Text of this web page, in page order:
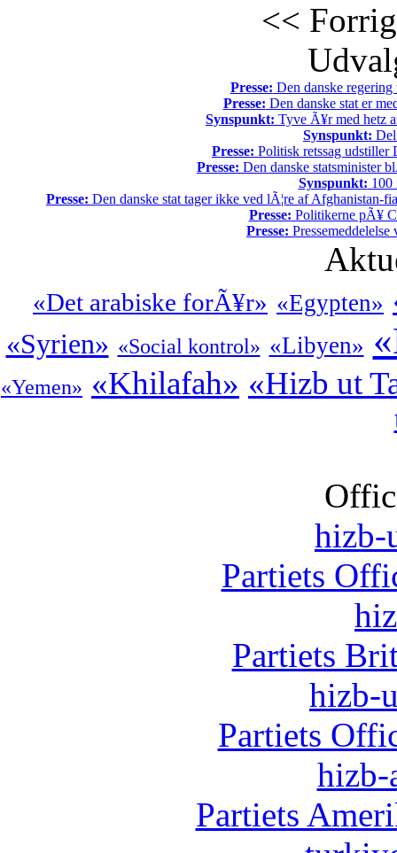
<<
Presse: Den danske
Presse: Den danske stat er
Synspunkt: Tyve Ã¥r med hetz
Synspunkt:
Presse: Politisk retssag udstiller
Presse: Den danske statsminister
Synspunkt: 100
Presse: Den danske stat tager ikke ved lÃ¦re af Afghanistan-
Presse: Politikerne pÃ¥
Presse:
«Det arabiske forÃ¥r» «Egypten»
«Syrien» «Social kontrol» «Libyen»
«Yemen» «Khilafah» «Hizb ut
hizb-
Partiets
Partiets
hizb-
Partiets
hizb-
Partiets